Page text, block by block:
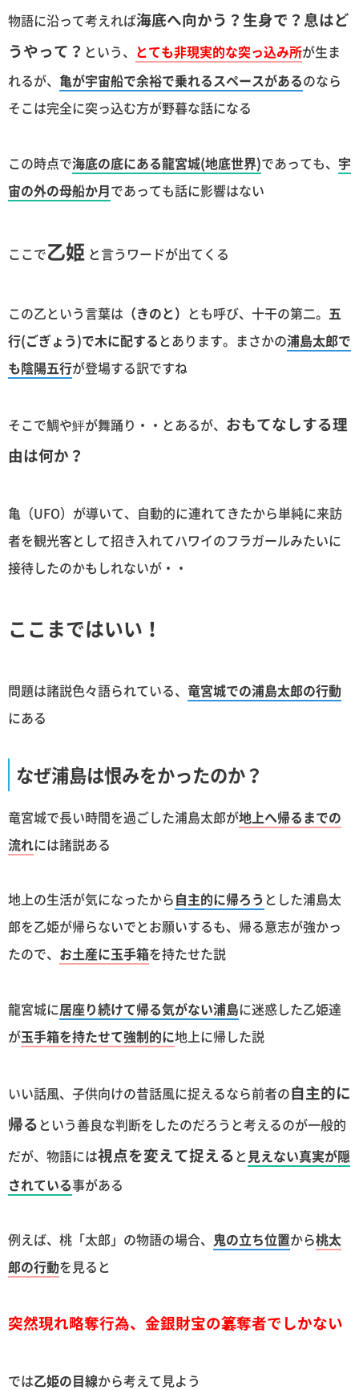
物語に沿って考えれば海底へ向かう？生身で？息はど
うやって？ という、 とても非現実的な突っ込み所が生ま
れるが、 亀が宇宙船で余裕で乗れるスペースがあるのなら
そこは完全に突っ込む方が野暮な話になる
この時点で海底の底にある龍宮城(地底世界)であっても、 宇
宙の外の母船か月であっても話に影響はない
ここで乙姫 と言うワードが出てくる
この乙という言葉は （きのと） とも呼び、十干の第二。 五
行(ごぎょう)で木に配するとあります。まさかの浦島太郎で
も陰陽五行が登場する訳ですね
そこで鯛や鮃が舞踊り・・とあるが、 おもてなしする理
由は何か？
亀（UFO）が導いて、自動的に連れてきたから単純に来訪
者を観光客として招き入れてハワイのフラガールみたいに
接待したのかもしれないが・・
ここまではいい！
問題は諸説色々語られている、 竜宮城での浦島太郎の行動
にある
なぜ浦島は恨みをかったのか？
竜宮城で長い時間を過ごした浦島太郎が地上へ帰るまでの
流れには諸説ある
地上の生活が気になったから自主的に帰ろう とした浦島太
郎を乙姫が帰らないでとお願いするも、帰る意志が強かっ
たので、 お土産に玉手箱を持たせた説
龍宮城に居座り続けて帰る気がない浦島に迷惑した乙姫達
が玉手箱を持たせて強制的に地上に帰した説
いい話風、子供向けの昔話風に捉えるなら前者の自主的に
帰るという善良な判断をしたのだろうと考えるのが一般的
だが、物語には視点を変えて捉えると見えない真実が隠
されている事がある
例えば、桃「太郎」の物語の場合、 鬼の立ち位置から桃太
郎の行動を見ると
突然現れ略奪行為、金銀財宝の簒奪者でしかない
では乙姫の目線から考えて見よう